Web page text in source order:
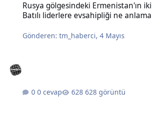
Rusya gölgesindeki Ermenistan'ın iki
Batılı liderlere evsahipliği ne
Gönderen:tm_haberci,4 Mayıs
0 cevap 628 görüntü